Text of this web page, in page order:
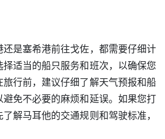
是塞希港前往戈佐，都需要仔细计
适当的船只服务和班次，以确保您
行前，建议仔细了解天气预报和船
避免不必要的麻烦和延误。如果您打
解马耳他的交通规则和驾驶标准，